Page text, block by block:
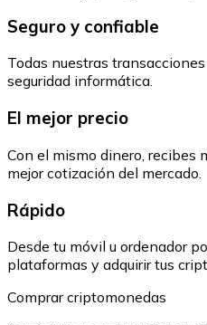
Seguro y confiable
Todas nuestras
seguridad informática.
El mejor precio
Con el mismo dinero, recibes
mejor cotización del mercado.
Rápido
Desde tu móvil u ordenador
plataformas y adquirir tus
Comprar criptomonedas